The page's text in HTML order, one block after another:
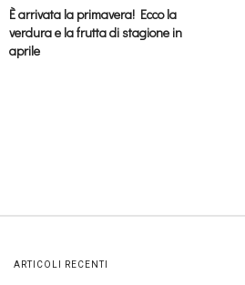
È arrivata la primavera! Ecco la
verdura e la frutta di stagione in
aprile
ARTICOLI RECENTI